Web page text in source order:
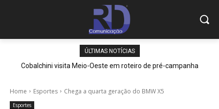
ÚLTIMAS NOTÍCIAS
Cobalchini visita Meio-Oeste em roteiro de pré-campanha
Home Esportes Chega a quarta geração do BMW X5
Esportes